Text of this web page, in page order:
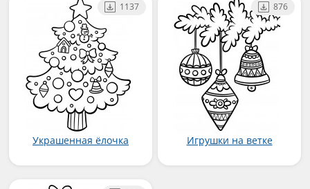
Украшенная ёлочка
1137
Игрушки на ветке
876